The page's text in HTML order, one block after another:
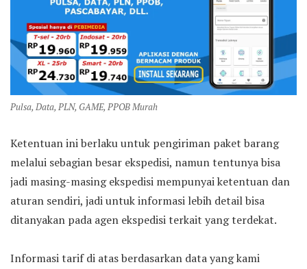
Pulsa, Data, PLN, GAME, PPOB Murah
Ketentuan ini berlaku untuk pengiriman paket barang
melalui sebagian besar ekspedisi, namun tentunya bisa
jadi masing-masing ekspedisi mempunyai ketentuan dan
aturan sendiri, jadi untuk informasi lebih detail bisa
ditanyakan pada agen ekspedisi terkait yang terdekat.
Informasi tarif di atas berdasarkan data yang kami